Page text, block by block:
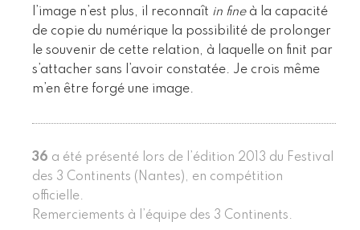
l’image n’est plus, il reconnaît in fineà la capacité
de copie du numérique la possibilité de prolonger
le souvenir de cette relation, à laquelle on finit par
s’attacher sans l’avoir constatée. Je crois même
m’en être forgé une image.
36 a été présenté lors de l’édition 2013 du Festival
des 3 Continents (Nantes), en compétition
officielle.
Remerciements à l’équipe des 3 Continents.